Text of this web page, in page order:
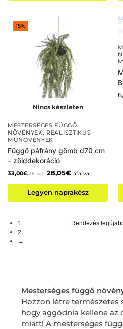
15%
Nincs készleten
MESTERSÉGES FÜGGŐ
NÖVÉNYEK, REALISZTIKUS
MŰNÖVÉNYEK
Függő páfrány gömb d70 cm
– zölddekoráció
33,00€ áfa-val 28,05€ áfa-val
Legyen naprakész
1
2
→
Mesterséges függő
Hozzon létre természetes
hogy aggódnia kellene az
miatt! A mesterséges